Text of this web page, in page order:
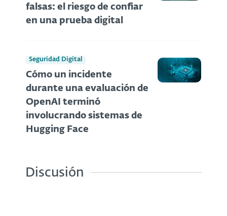
falsas: el riesgo de confiar
en una prueba digital
Seguridad Digital
Cómo un incidente
durante una evaluación de
OpenAI terminó
involucrando sistemas de
Hugging Face
Discusión